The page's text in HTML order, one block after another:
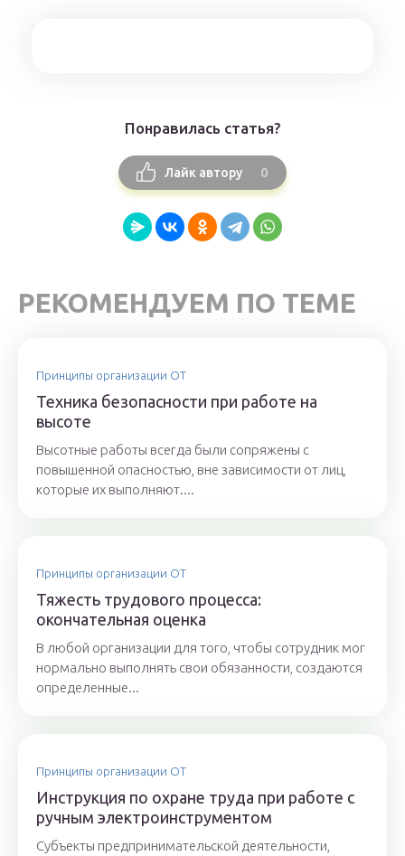
Понравилась статья?
Лайк автору 0
РЕКОМЕНДУЕМ ПО ТЕМЕ
Принципы организации ОТ
Техника безопасности при работе на
высоте
Высотные работы всегда были сопряжены с
повышенной опасностью, вне зависимости от лиц,
которые их выполняют....
Принципы организации ОТ
Тяжесть трудового процесса:
окончательная оценка
В любой организации для того, чтобы сотрудник мог
нормально выполнять свои обязанности, создаются
определенные...
Принципы организации ОТ
Инструкция по охране труда при работе с
ручным электроинструментом
Субъекты предпринимательской деятельности,